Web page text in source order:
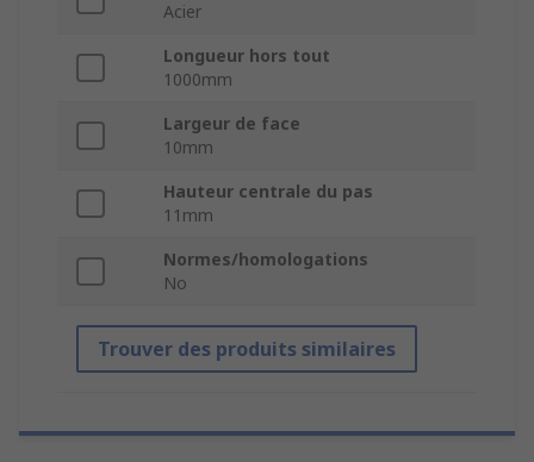
Acier
Longueur hors tout
1000mm
Largeur de face
10mm
Hauteur centrale du pas
11mm
Normes/homologations
No
Trouver des produits similaires